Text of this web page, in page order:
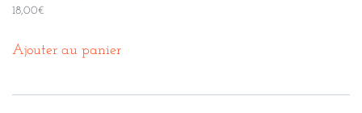
18,00€
Ajouter au panier